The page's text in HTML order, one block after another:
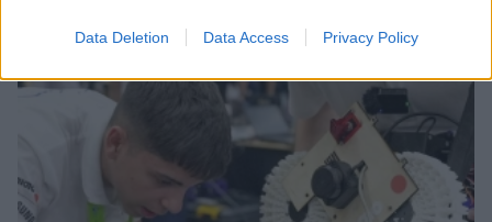
Data Deletion Data Access Privacy Policy